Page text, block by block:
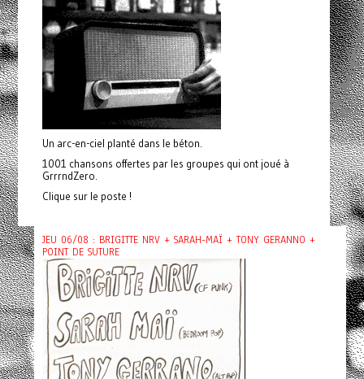
Un arc-en-ciel planté dans le béton.
1001 chansons offertes par les groupes qui ont joué à
GrrrndZero.
Clique sur le poste !
JEU 06/08 : BRIGITTE NRV + SARAH-MAÏ + TONY GERANNO +
POINT DE SUTURE